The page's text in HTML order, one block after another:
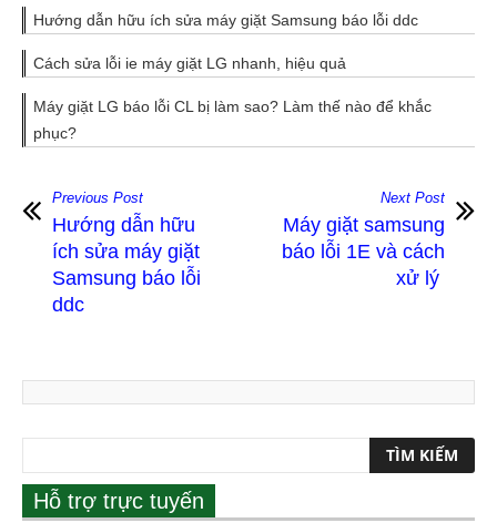
Hướng dẫn hữu ích sửa máy giặt Samsung báo lỗi ddc
Cách sửa lỗi ie máy giặt LG nhanh, hiệu quả
Máy giặt LG báo lỗi CL bị làm sao? Làm thế nào để khắc
phục?
Previous Post
Hướng dẫn hữu
ích sửa máy giặt
Samsung báo lỗi
ddc
Next Post
Máy giặt samsung
báo lỗi 1E và cách
xử lý
Hỗ trợ trực tuyến